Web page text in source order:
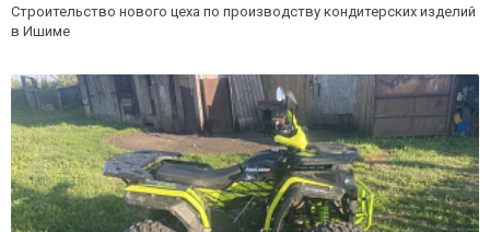
Строительство нового цеха по производству кондитерских изделий
в Ишиме